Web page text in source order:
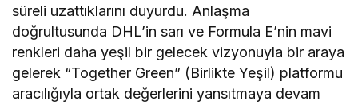
süreli uzattıklarını duyurdu. Anlaşma
doğrultusunda DHL’in sarı ve Formula E’nin mavi
renkleri daha yeşil bir gelecek vizyonuyla bir araya
gelerek “Together Green” (Birlikte Yeşil) platformu
aracılığıyla ortak değerlerini yansıtmaya devam